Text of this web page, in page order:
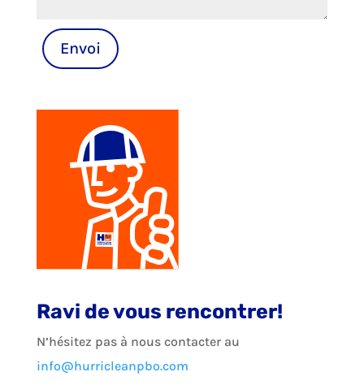
Envoi
Ravi de vous rencontrer!
N’hésitez pas à nous contacter au
info@hurricleanpbo.com